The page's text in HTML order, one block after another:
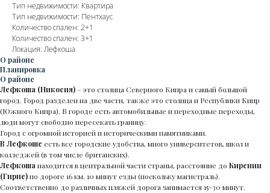
Тип недвижимости: Квартира
Тип недвижимости: Пентхаус
Количество спален: 2+1
Количество спален: 3+1
Локация: Лефкоша
О районе
Планировка
О районе
Лефкоша (Никосия)– это столица Северного Кипра и самый большой
город. Город разделен на две части, также это столица и Республики Кипр
(Южного Кипра). В городе есть автомобильные и переходные переходы,
люди могут свободно пересекать границу.
Город с огромной историей и историческими памятниками.
В Лефкоше есть все городские удобства, много университетов, школ и
колледжей (в том числе британских).
Лефкошанаходится в центральной части страны, расстояние до Кирении
(Гирне)по дороге 16 км. 10 минут езды (поскольку магистраль).
Соответственно до различных пляжей дорога занимается 15-30 минут.